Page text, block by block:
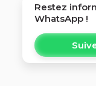
Restez
WhatsApp !